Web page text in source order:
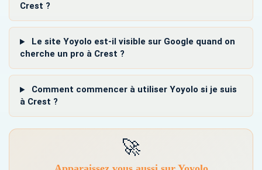
Crest ?
Le site Yoyolo est-il visible sur Google quand on
cherche un pro à Crest ?
Comment commencer à utiliser Yoyolo si je suis
à Crest ?
🚀